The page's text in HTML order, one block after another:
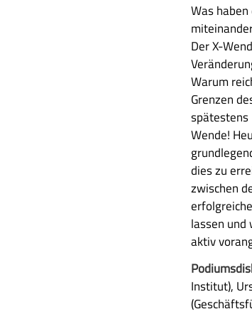
a
m
m
e
n
f
a
s
s
u
n
g
A
u
s
f
ü
h
r
l
i
c
h
e
B
e
s
c
h
r
Was
Der X-
Warum
Grenzen
spätestens
Wende!
dies zu
zwischen
lassen und
aktiv
Institut),